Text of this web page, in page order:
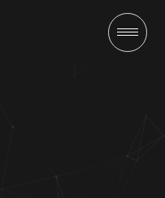
網站設計案